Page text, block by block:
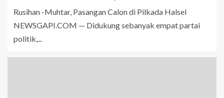
Rusihan -Muhtar, Pasangan Calon di Pilkada Halsel
NEWSGAPI.COM — Didukung sebanyak empat partai
politik,...